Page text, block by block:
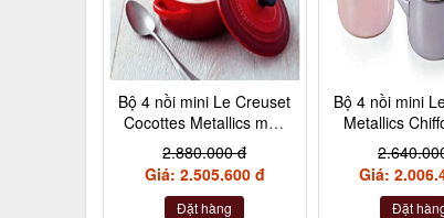
Bộ 4 nồi mini Le Creuset
Cocottes Metallics màu
đỏ cherry 10cm
2.880.000 đ
Giá: 2.505.600 đ
Đặt hàng
Bộ 4 nồi mini
Metallics
Rosenquarz,
Nebelgrau
hồng nhạt,
xám)
Giá:
Đặt